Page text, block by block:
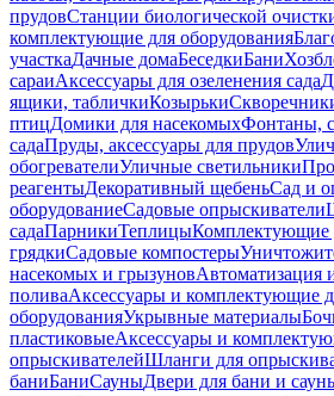
прудовСтанции биологической
комплектующие для оборудования
участкаДачные домаБеседкиБани
сараиАксессуары для озеленения сада
ящики, табличкиКозырьки
птицДомики для насекомыхФонтаны,
садаПруды, аксессуары для прудов
обогревателиУличные светильники
реагентыДекоративный щебеньСад и
оборудованиеСадовые опрыскиватели
садаПарникиТеплицыКомплектующие
грядкиСадовые компостеры
насекомых и грызуновАвтоматизация
поливаАксессуары и комплектующие
оборудованияУкрывные материалы
пластиковыеАксессуары и
опрыскивателейШланги для
баниБаниСауныДвери для бани и